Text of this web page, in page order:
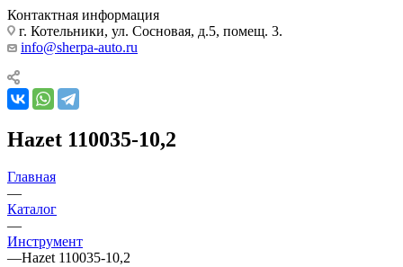
Контактная информация
г. Котельники, ул. Сосновая, д.5, помещ. 3.
info@sherpa-auto.ru
Hazet 110035-10,2
Главная
—
Каталог
—
Инструмент
—Hazet 110035-10,2